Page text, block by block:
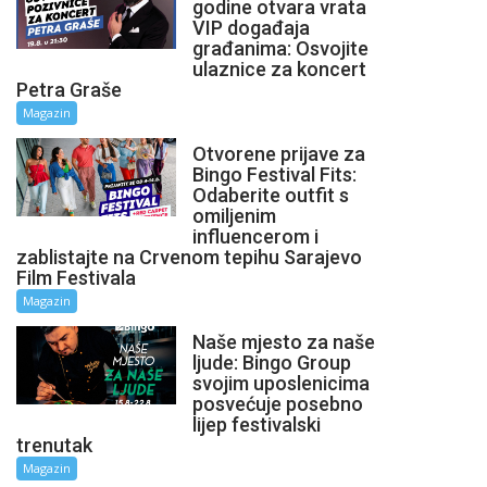
godine otvara vrata
VIP događaja
građanima: Osvojite
ulaznice za koncert
Petra Graše
Magazin
Otvorene prijave za
Bingo Festival Fits:
Odaberite outfit s
omiljenim
influencerom i
zablistajte na Crvenom tepihu Sarajevo
Film Festivala
Magazin
Naše mjesto za naše
ljude: Bingo Group
svojim uposlenicima
posvećuje posebno
lijep festivalski
trenutak
Magazin